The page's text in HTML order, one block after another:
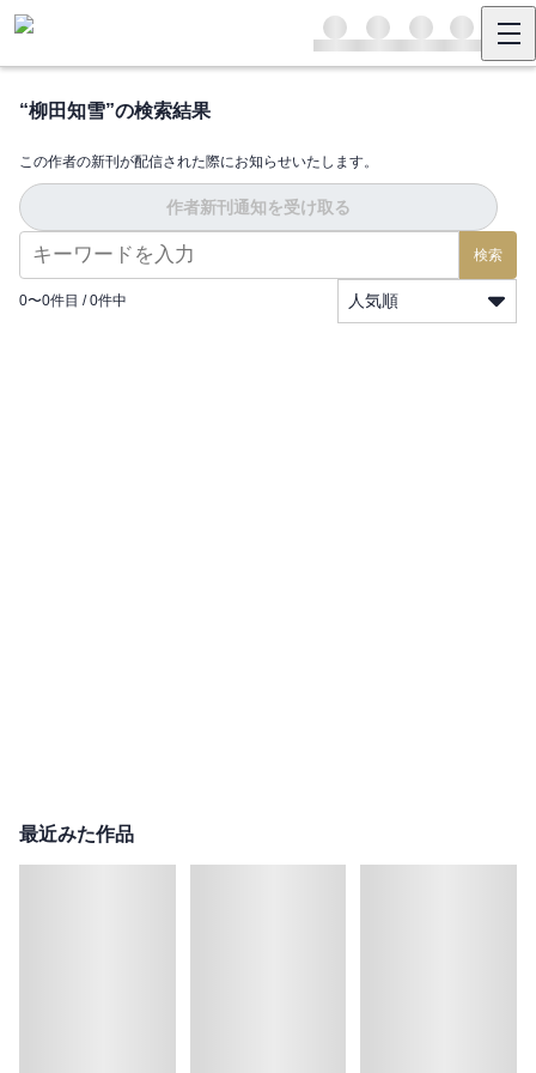
“柳田知雪”の検索結果
この作者の新刊が配信された際にお知らせいたします。
作者新刊通知を受け取る
検索
0〜0件目 / 0件中 人気順
最近みた作品